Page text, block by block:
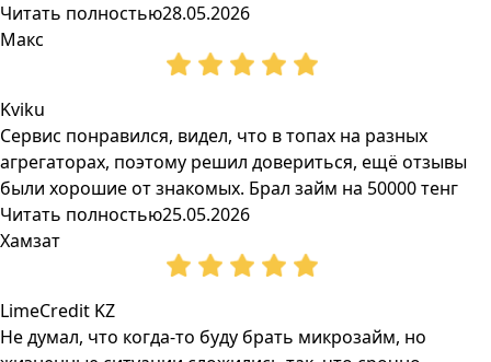
Читать полностью28.05.2026
Макс
Kviku
Сервис понравился, видел, что в топах на разных
агрегаторах, поэтому решил довериться, ещё отзывы
были хорошие от знакомых. Брал займ на 50000 тенг
Читать полностью25.05.2026
Хамзат
LimeCredit KZ
Не думал, что когда-то буду брать микрозайм, но